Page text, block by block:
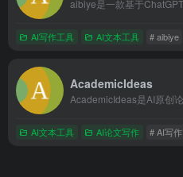
AI写作工具 AI文本工具 # aibiye
AcademicIdeas
AI文本工具 AI论文写作 # AI写作